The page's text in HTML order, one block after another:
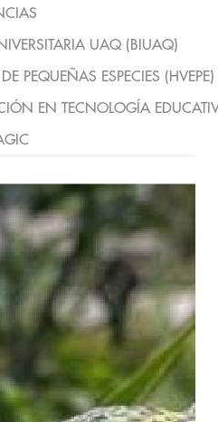
UAQ (BIUAQ)
PEQUEÑAS ESPECIES (HVEPE)
EN TECNOLOGÍA